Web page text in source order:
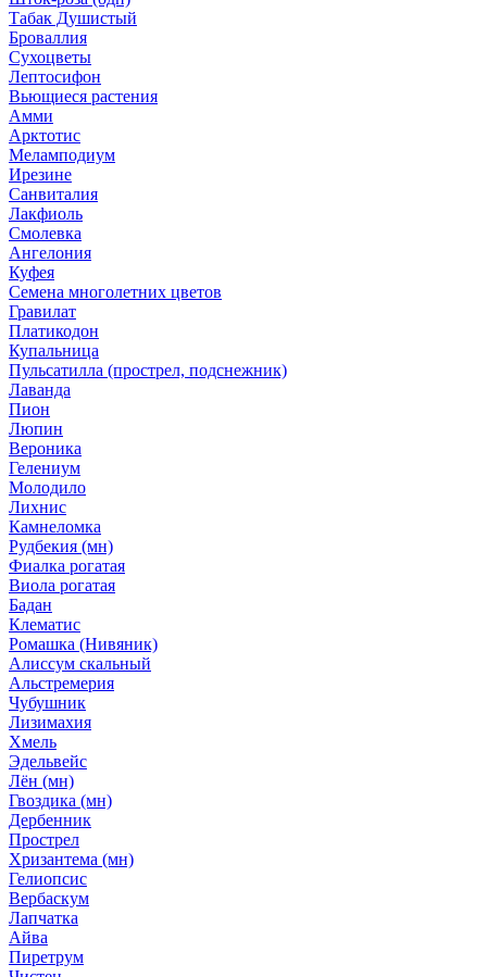
Табак Душистый
Броваллия
Сухоцветы
Лептосифон
Вьющиеся растения
Амми
Арктотис
Меламподиум
Ирезине
Санвиталия
Лакфиоль
Смолевка
Ангелония
Куфея
Семена многолетних цветов
Гравилат
Платикодон
Купальница
Пульсатилла (прострел, подснежник)
Лаванда
Пион
Люпин
Вероника
Гелениум
Молодило
Лихнис
Камнеломка
Рудбекия (мн)
Фиалка рогатая
Виола рогатая
Бадан
Клематис
Ромашка (Нивяник)
Алиссум скальный
Альстремерия
Чубушник
Лизимахия
Хмель
Эдельвейс
Лён (мн)
Гвоздика (мн)
Дербенник
Прострел
Хризантема (мн)
Гелиопсис
Вербаскум
Лапчатка
Айва
Пиретрум